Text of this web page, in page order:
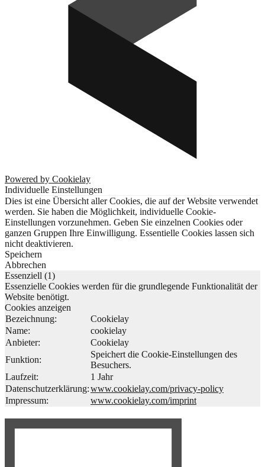
Powered by Cookielay
Individuelle Einstellungen
Dies ist eine Übersicht aller Cookies, die auf der Website verwendet
werden. Sie haben die Möglichkeit, individuelle Cookie-
Einstellungen vorzunehmen. Geben Sie einzelnen Cookies oder
ganzen Gruppen Ihre Einwilligung. Essentielle Cookies lassen sich
nicht deaktivieren.
Speichern
Abbrechen
Essenziell (1)
Essenzielle Cookies werden für die grundlegende Funktionalität der
Website benötigt.
Cookies anzeigen
Bezeichnung:
Cookielay
Name:
cookielay
Anbieter:
Cookielay
Funktion:
Speichert die Cookie-Einstellungen des
Besuchers.
Laufzeit:
1 Jahr
Datenschutzerklärung:www.cookielay.com/privacy-policy
Impressum:
www.cookielay.com/imprint